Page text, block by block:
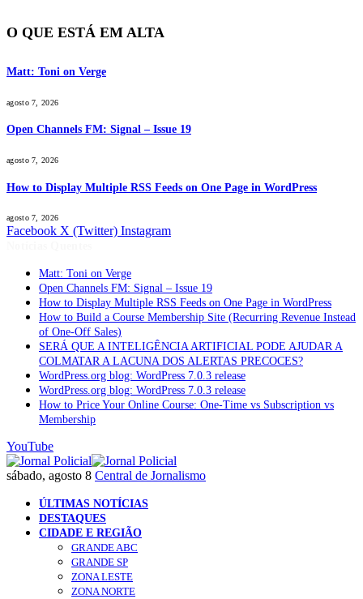
O QUE ESTÁ EM ALTA
Matt: Toni on Verge
agosto 7, 2026
Open Channels FM: Signal – Issue 19
agosto 7, 2026
How to Display Multiple RSS Feeds on One Page in WordPress
agosto 7, 2026
Facebook X (Twitter) Instagram
Matt: Toni on Verge
Open Channels FM: Signal – Issue 19
How to Display Multiple RSS Feeds on One Page in WordPress
How to Build a Course Membership Site (Recurring Revenue Instead
of One-Off Sales)
SERÁ QUE A INTELIGÊNCIA ARTIFICIAL PODE AJUDAR A
COLMATAR A LACUNA DOS ALERTAS PRECOCES?
WordPress.org blog: WordPress 7.0.3 release
WordPress.org blog: WordPress 7.0.3 release
How to Price Your Online Course: One-Time vs Subscription vs
Membership
YouTube
sábado, agosto 8 Central de Jornalismo
ÚLTIMAS NOTÍCIAS
DESTAQUES
CIDADE E REGIÃO
GRANDE ABC
GRANDE SP
ZONA LESTE
ZONA NORTE